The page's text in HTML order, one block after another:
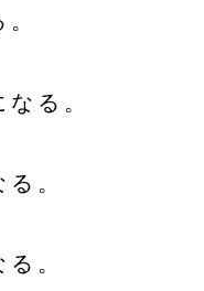
る。
。
。